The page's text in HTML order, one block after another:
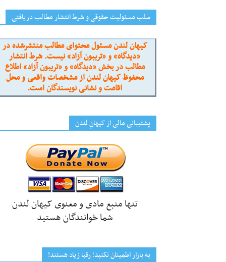
سلب مسئولیت حقوقی و شرط انتشار مطالب دریافتی
کیهان لندن مسئول محتوای مطالب منتشرشده در
«دیدگاه» و «تریبون آزاد» نیست. شرط انتشار
مطالب در بخش «دیدگاه» و «تریبون آزاد» اطلاع
محفوظ کیهان لندن از مشخصات واقعی و محل
اقامت و نشانی نویسندگان است.
پشتیبانی مالی از کیهانِ لندن
تنها منبع مادی و معنوی کیهان لندن
شما خوانندگان هستید
به بازار اطمینان نکنید؛ رقبا زیاد هستند!